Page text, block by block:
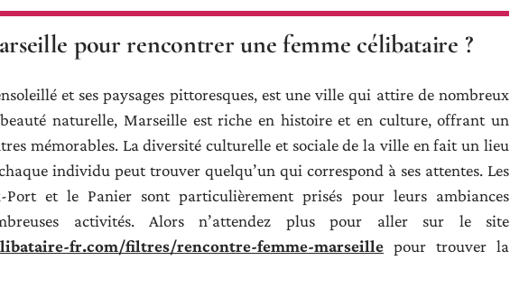
pour rencontrer une femme célibataire ?
et ses paysages pittoresques, est une ville qui attire de nombreux
naturelle, Marseille est riche en histoire et en culture, offrant un
mémorables. La diversité culturelle et sociale de la ville en fait un lieu
individu peut trouver quelqu’un qui correspond à ses attentes. Les
et le Panier sont particulièrement prisés pour leurs ambiances
activités. Alors n’attendez plus pour aller sur le site
fr.com/filtres/rencontre-femme-marseille pour trouver la